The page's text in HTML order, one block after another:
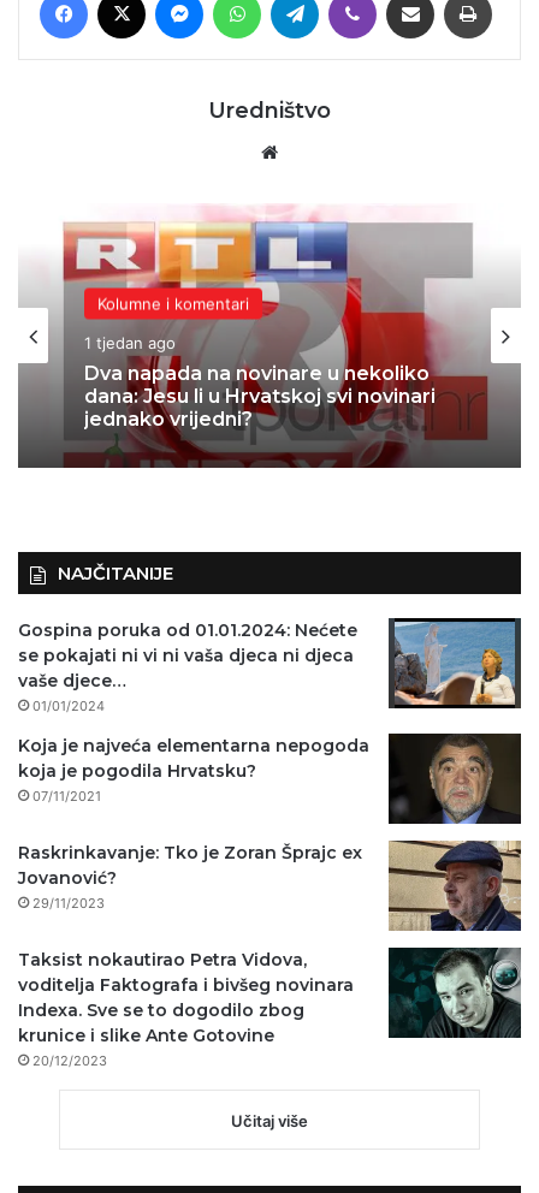
Uredništvo
Kolumne i komentari
1 tjedan ago
Dva napada na novinare u nekoliko
dana: Jesu li u Hrvatskoj svi novinari
jednako vrijedni?
NAJČITANIJE
Gospina poruka od 01.01.2024: Nećete
se pokajati ni vi ni vaša djeca ni djeca
vaše djece…
01/01/2024
Koja je najveća elementarna nepogoda
koja je pogodila Hrvatsku?
07/11/2021
Raskrinkavanje: Tko je Zoran Šprajc ex
Jovanović?
29/11/2023
Taksist nokautirao Petra Vidova,
voditelja Faktografa i bivšeg novinara
Indexa. Sve se to dogodilo zbog
krunice i slike Ante Gotovine
20/12/2023
Učitaj više